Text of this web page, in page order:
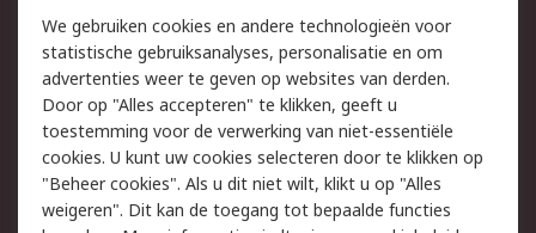
Track & Trace
Wettelijk
Cookiebeleid
Email veiligheid
Privacybeleid -
Bijgewerkt
Websitevoorwaarden
Algemene
We gebruiken cookies en andere technologieën voor
statistische gebruiksanalyses, personalisatie en om
advertenties weer te geven op websites van derden.
Door op "Alles accepteren" te klikken, geeft u
toestemming voor de verwerking van niet-essentiële
cookies. U kunt uw cookies selecteren door te klikken op
"Beheer cookies". Als u dit niet wilt, klikt u op "Alles
weigeren". Dit kan de toegang tot bepaalde functies